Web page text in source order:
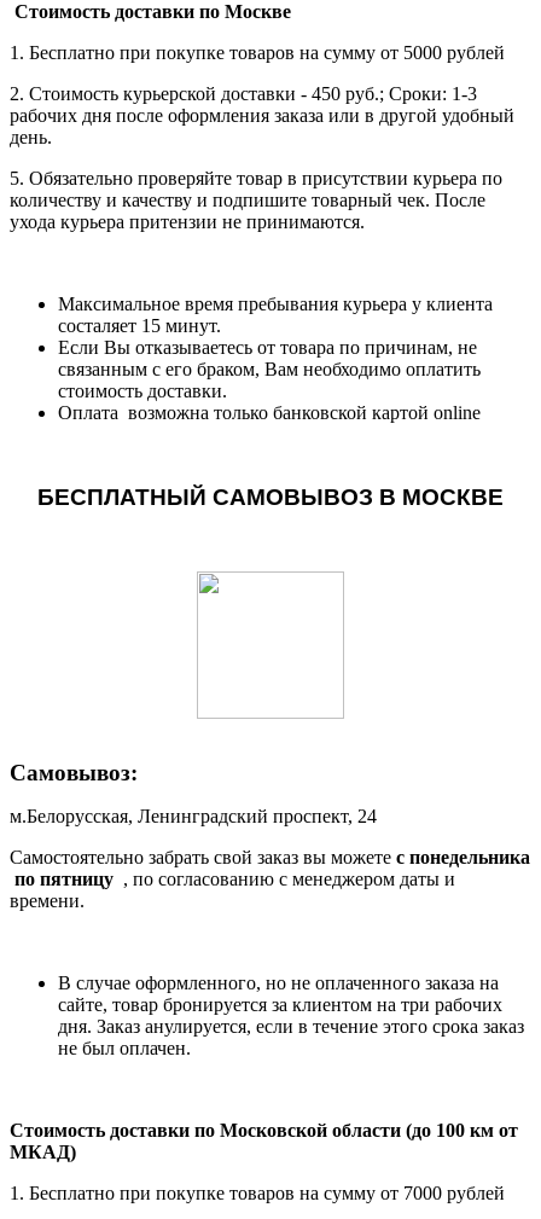
Стоимость доставки по Москве
1. Бесплатно при покупке товаров на сумму от 5000 рублей
2. Стоимость курьерской доставки - 450 руб.; Сроки: 1-3
рабочих дня после оформления заказа или в другой удобный
день.
5. Обязательно проверяйте товар в присутствии курьера по
количеству и качеству и подпишите товарный чек. После
ухода курьера притензии не принимаются.
Максимальное время пребывания курьера у клиента
состаляет 15 минут.
Если Вы отказываетесь от товара по причинам, не
связанным с его браком, Вам необходимо оплатить
стоимость доставки.
Оплата возможна только банковской картой online
БЕСПЛАТНЫЙ САМОВЫВОЗ В МОСКВЕ
Самовывоз:
м.Белорусская, Ленинградский проспект, 24
Самостоятельно забрать свой заказ вы можете c понедельника
по пятницу , по согласованию с менеджером даты и
времени.
В случае оформленного, но не оплаченного заказа на
сайте, товар бронируется за клиентом на три рабочих
дня. Заказ анулируется, если в течение этого срока заказ
не был оплачен.
Стоимость доставки по Московской области (до 100 км от
МКАД)
1. Бесплатно при покупке товаров на сумму от 7000 рублей